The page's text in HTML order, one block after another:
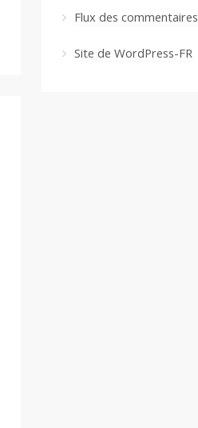
Flux des commentaires
Site de WordPress-FR